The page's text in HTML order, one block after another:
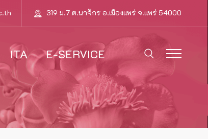
319 ม.7 ต.นาจักร อ.เมืองแพร่ จ.แพร่ 54000
ITA E-SERVICE